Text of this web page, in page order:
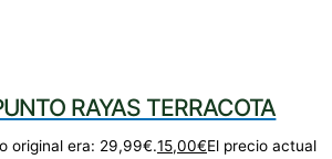
RAYAS TERRACOTA
original era: 29,99€.15,00€El precio actual